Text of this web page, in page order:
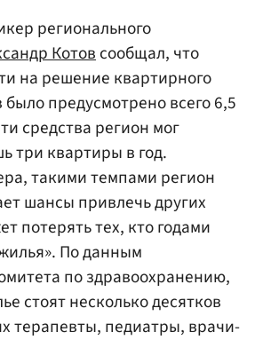
регионального
Котовсообщал, что
на решение квартирного
предусмотрено всего 6,5
средства регион мог
три квартиры в год.
такими темпами регион
шансы привлечь других
потерять тех, кто годами
По данным
по здравоохранению,
стоят несколько десятков
терапевты, педиатры, врачи-